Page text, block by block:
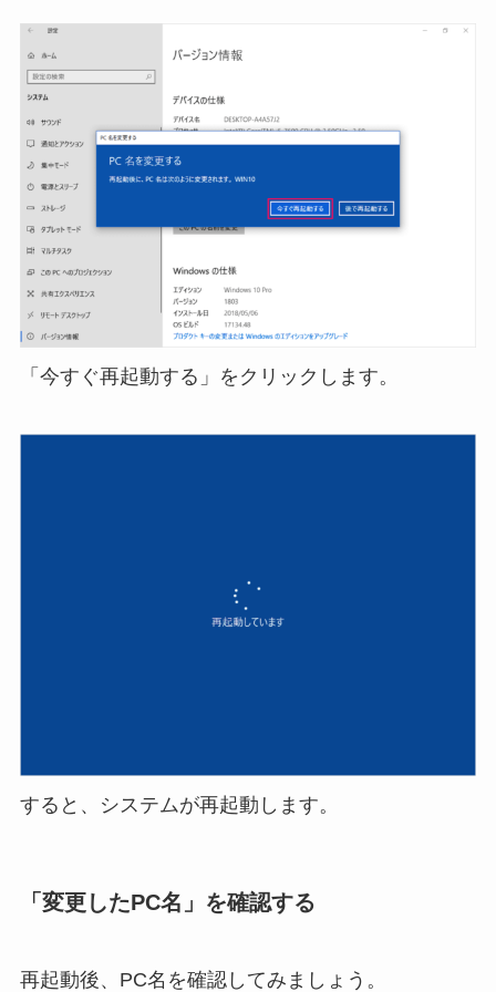
「今すぐ再起動する」をクリックします。
すると、システムが再起動します。
「変更したPC名」を確認する
再起動後、PC名を確認してみましょう。